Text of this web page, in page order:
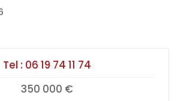
Tel : 06 19 74 11 74
350 000 €